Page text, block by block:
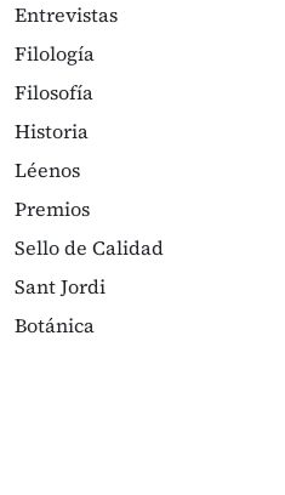
Entrevistas
Filología
Filosofía
Historia
Léenos
Premios
Sello de Calidad
Sant Jordi
Botánica